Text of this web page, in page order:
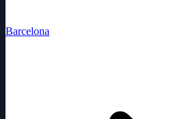
Barcelona